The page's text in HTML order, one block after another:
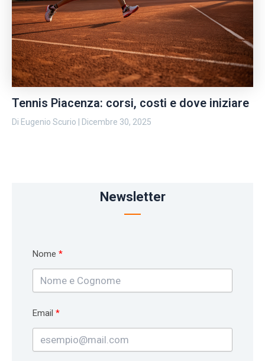
Tennis Piacenza: corsi, costi e dove iniziare
Di Eugenio Scurio | Dicembre 30, 2025
Newsletter
Nome
Email